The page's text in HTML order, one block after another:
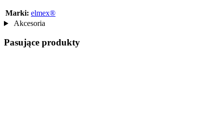
Marki: elmex®
Akcesoria
Pasujące produkty